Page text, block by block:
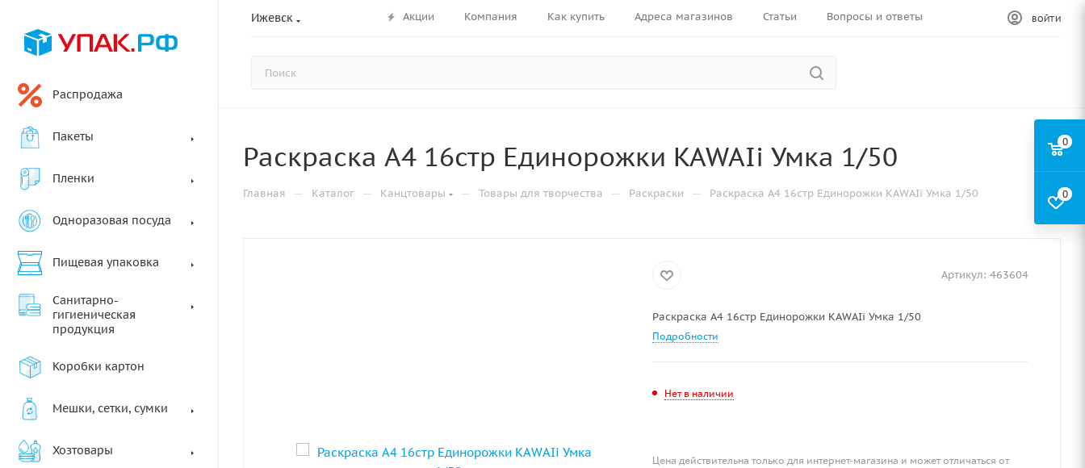
Ижевск Акции Компания Как купить Адреса магазинов Статьи Вопросы и ответы ВОЙТИ
Распродажа
Пакеты
Пленки
Одноразовая посуда
Пищевая упаковка
Санитарно-
гигиеническая
продукция
Коробки картон
Мешки, сетки, сумки
Хозтовары
Раскраска A4 16стр Единорожки KAWAIi Умка 1/50
Главная — Каталог — Канцтовары — Товары для творчества — Раскраски — Раскраска A4 16стр Единорожки KAWAIi Умка 1/50
Артикул: 463604
Раскраска A4 16стр Единорожки KAWAIi Умка 1/50
Подробности
Нет в наличии
Цена действительна только для интернет-магазина и может отличаться от
0
0